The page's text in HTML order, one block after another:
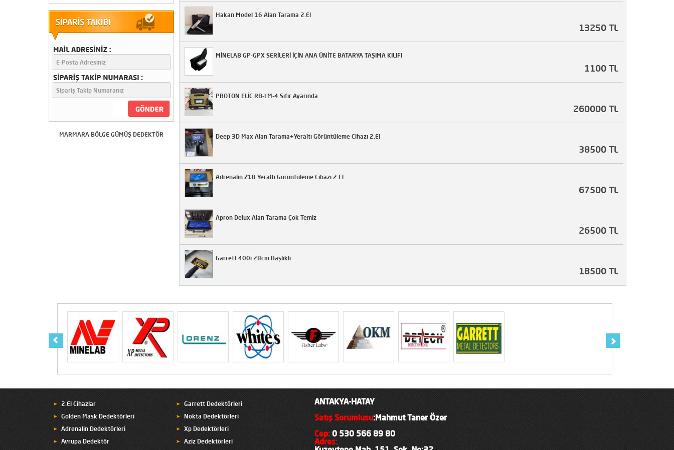
18"dd 45 cm Ayrım lı Başlık
Minelab Gp-Gpx Serilerine
2.El
Conrad GR4 Dual Yeraltı
Görüntüleme Cihazı 2.El
87500 TL
MARMARA BÖLGE GÜMÜŞ DEDEKTÖR
Hakan Model 16 Alan Tarama 2.El
13250 TL
MİNELAB GP-GPX SERİLERİ İÇİN ANA ÜNİTE BATARYA TAŞIMA KILIFI
1100 TL
PROTON ELİC RB-I M-4 Sıfır Ayarında
260000 TL
Deep 3D Max Alan Tarama+Yeraltı Görüntüleme Cihazı 2.El
38500 TL
Adrenalin Z18 Yeraltı Görüntüleme Cihazı 2.El
67500 TL
Apron Delux Alan Tarama Çok Temiz
26500 TL
Garrett 400i 28cm Başlıklı
18500 TL
2.El Cihazlar Garrett Dedektörleri
Golden Mask Dedektörleri Nokta Dedektörleri
Adrenalin Dedektörleri Xp Dedektörleri
Avrupa Dedektör Aziz Dedektörleri
ANTAKYA-HATAY
Satış Sorumlusu:Mahmut Taner Özer
Cep: 0 530 566 89 80
Adres: